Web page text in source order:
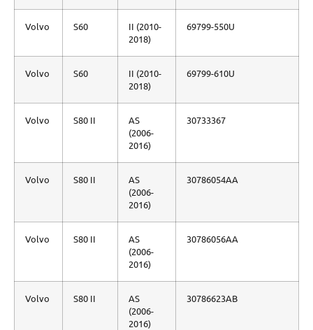
Volvo S60
II (2010-
2018)
69799-550U
Volvo S60
II (2010-
2018)
69799-610U
Volvo S80 II
AS
(2006-
2016)
30733367
Volvo S80 II
AS
(2006-
2016)
30786054AA
Volvo S80 II
AS
(2006-
2016)
30786056AA
Volvo S80 II
AS
(2006-
2016)
30786623AB